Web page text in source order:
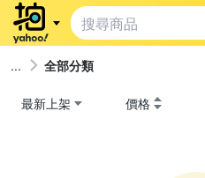
全部分類
最新上架 價格